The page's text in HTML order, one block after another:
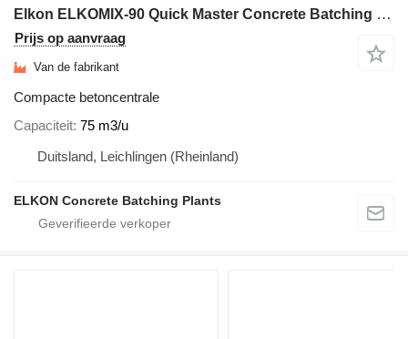
Elkon ELKOMIX-90 Quick Master Concrete Batching Plant
Prijs op aanvraag
Van de fabrikant
Compacte betoncentrale
Capaciteit 75 m3/u
Duitsland, Leichlingen (Rheinland)
ELKON Concrete Batching Plants